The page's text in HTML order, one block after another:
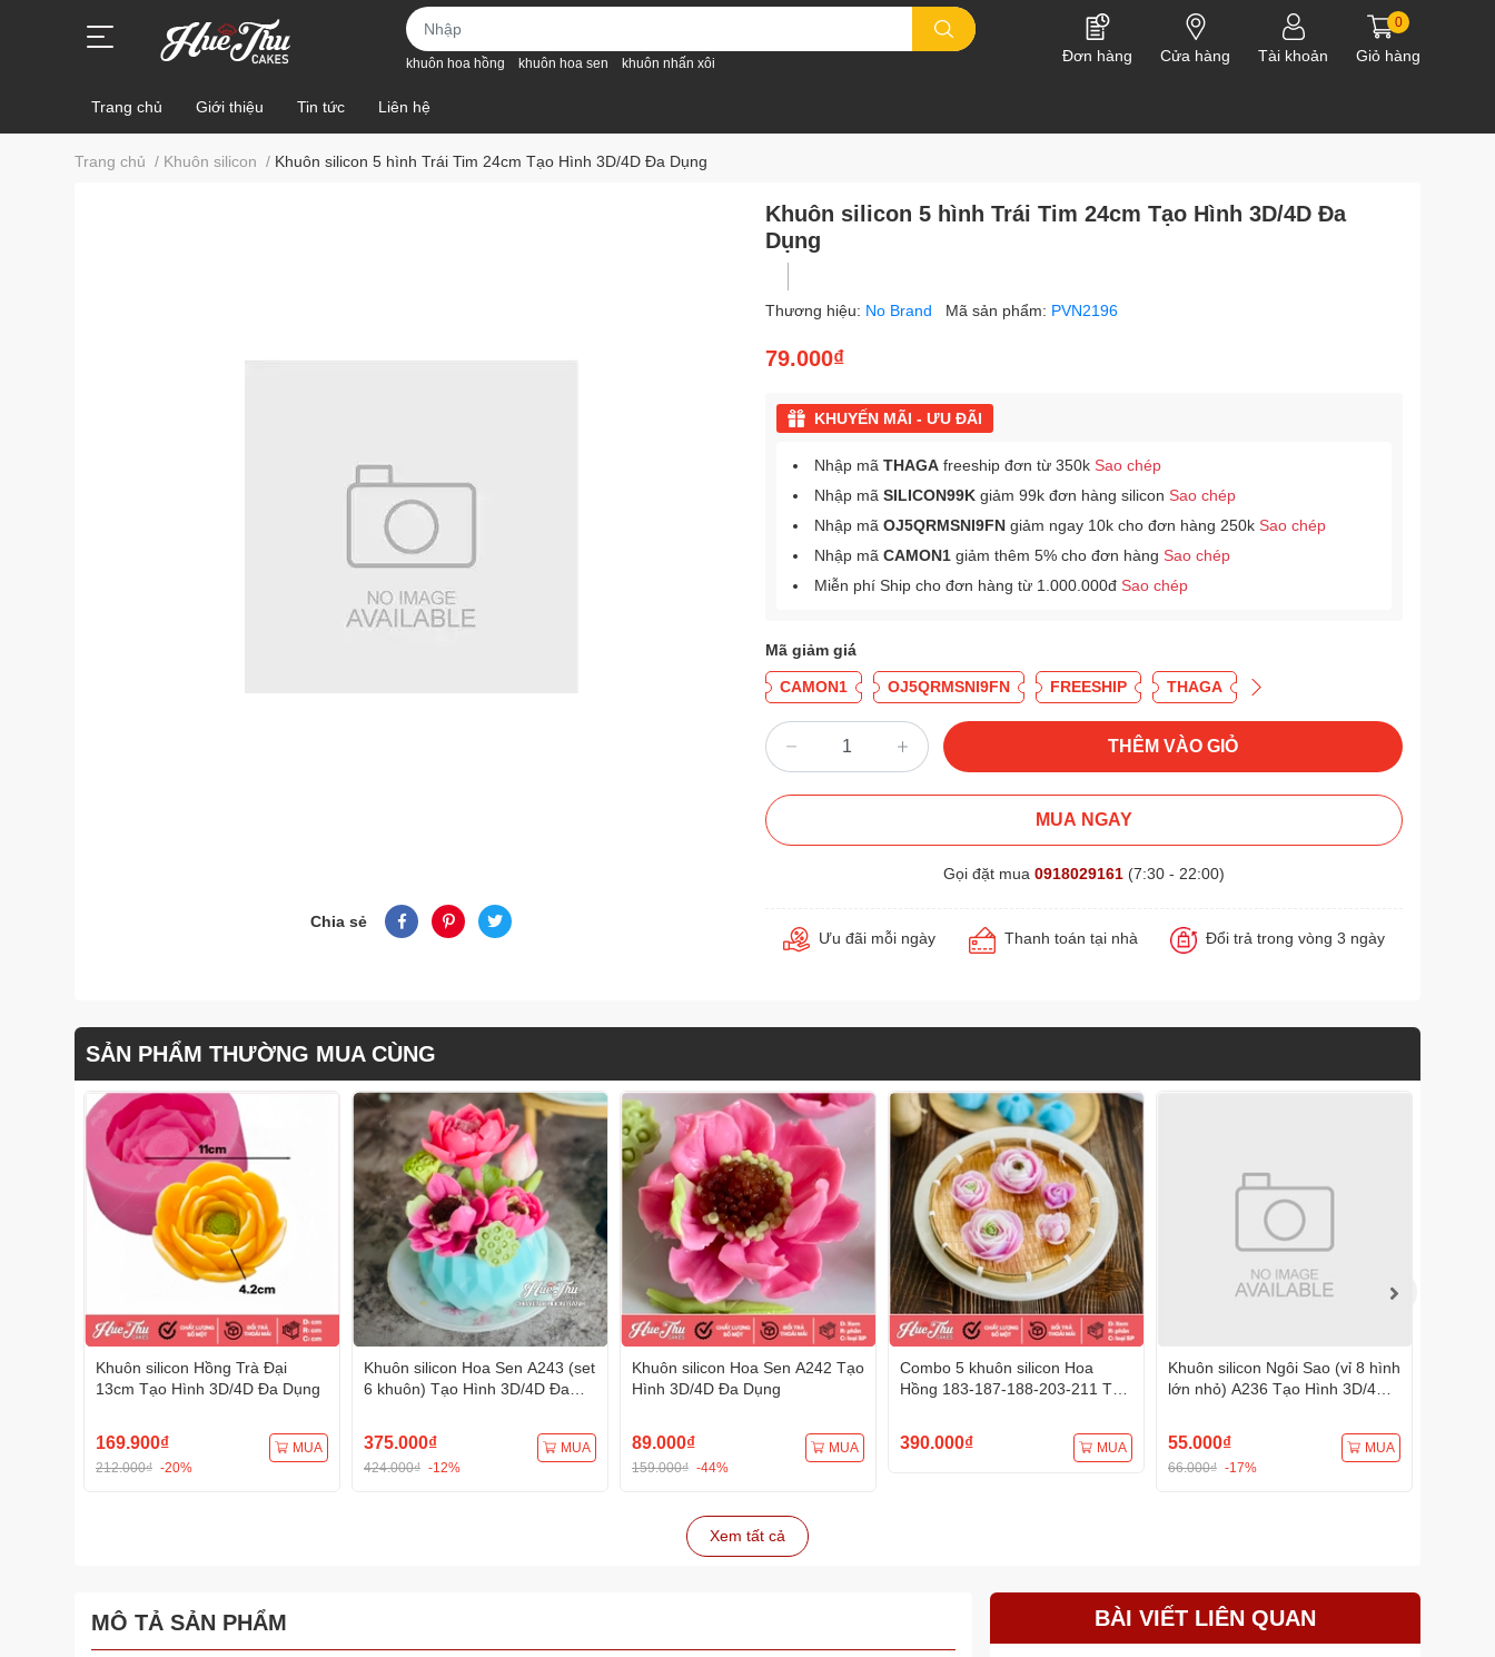
khuôn hoa hồng khuôn hoa sen khuôn nhấn xôi Đơn hàng Cửa hàng Tài khoản
0
Giỏ hàng
Trang chủ Giới thiệu Tin tức Liên hệ
Trang chủ / Khuôn silicon / Khuôn silicon 5 hình Trái Tim 24cm Tạo Hình 3D/4D Đa Dụng
Chia sẻ
Khuôn silicon 5 hình Trái Tim 24cm Tạo Hình 3D/4D Đa
Dụng
Thương hiệu: No Brand Mã sản phẩm: PVN2196
79.000₫
KHUYẾN MÃI - ƯU ĐÃI
Nhập mã THAGA freeship đơn từ 350k Sao chép
Nhập mã SILICON99K giảm 99k đơn hàng silicon Sao chép
Nhập mã OJ5QRMSNI9FN giảm ngay 10k cho đơn hàng 250k Sao chép
Nhập mã CAMON1 giảm thêm 5% cho đơn hàng Sao chép
Miễn phí Ship cho đơn hàng từ 1.000.000đ Sao chép
Mã giảm giá
CAMON1 OJ5QRMSNI9FN FREESHIP THAGA
THÊM VÀO GIỎ
MUA NGAY
Gọi đặt mua 0918029161 (7:30 - 22:00)
Ưu đãi mỗi ngày Thanh toán tại nhà Đổi trả trong vòng 3 ngày
SẢN PHẨM THƯỜNG MUA CÙNG
Khuôn silicon Hồng Trà Đại
13cm Tạo Hình 3D/4D Đa Dụng
169.900₫
212.000₫ -20%
MUA
Khuôn silicon Hoa Sen A243 (set
6 khuôn) Tạo Hình 3D/4D Đa
375.000₫
424.000₫ -12%
MUA
Khuôn silicon Hoa Sen A242 Tạo
Hình 3D/4D Đa Dụng
89.000₫
159.000₫ -44%
MUA
Combo 5 khuôn silicon Hoa
Hồng 183-187-188-203-211 Tạo
390.000₫ MUA
Khuôn silicon Ngôi Sao (vỉ 8 hình
lớn nhỏ) A236 Tạo Hình 3D/4D
55.000₫
66.000₫ -17%
MUA
Xem tất cả
MÔ TẢ SẢN PHẨM BÀI VIẾT LIÊN QUAN